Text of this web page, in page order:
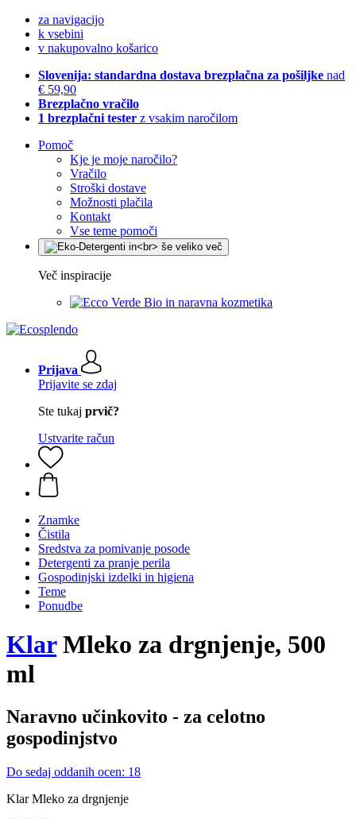
za navigacijo
k vsebini
v nakupovalno košarico
Slovenija: standardna dostava brezplačna za pošiljke nad
€ 59,90
Brezplačno vračilo
1 brezplačni tester z vsakim naročilom
Pomoč
Kje je moje naročilo?
Vračilo
Stroški dostave
Možnosti plačila
Kontakt
Vse teme pomoči
Več inspiracije
Bio in naravna kozmetika
Prijava
Prijavite se zdaj
Ste tukaj prvič?
Ustvarite račun
Znamke
Čistila
Sredstva za pomivanje posode
Detergenti za pranje perila
Gospodinjski izdelki in higiena
Teme
Ponudbe
KlarMleko za drgnjenje, 500
ml
Naravno učinkovito - za celotno
gospodinjstvo
Do sedaj oddanih ocen: 18
Klar Mleko za drgnjenje